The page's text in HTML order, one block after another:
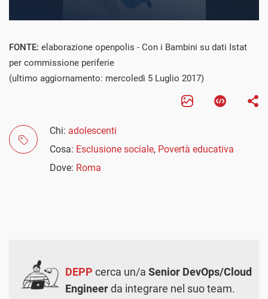
FONTE: elaborazione openpolis - Con i Bambini su dati Istat
per commissione periferie
(ultimo aggiornamento: mercoledì 5 Luglio 2017)
Chi: adolescenti
Cosa: Esclusione sociale, Povertà educativa
Dove: Roma
DEPP cerca un/a Senior DevOps/Cloud
Engineerda integrare nel suo team.